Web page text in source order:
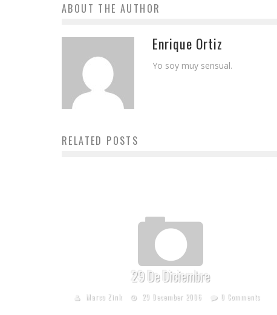
ABOUT THE AUTHOR
Enrique Ortiz
Yo soy muy sensual.
RELATED POSTS
29 De Diciembre
Marco Zink 29 December 2006 0 Comments